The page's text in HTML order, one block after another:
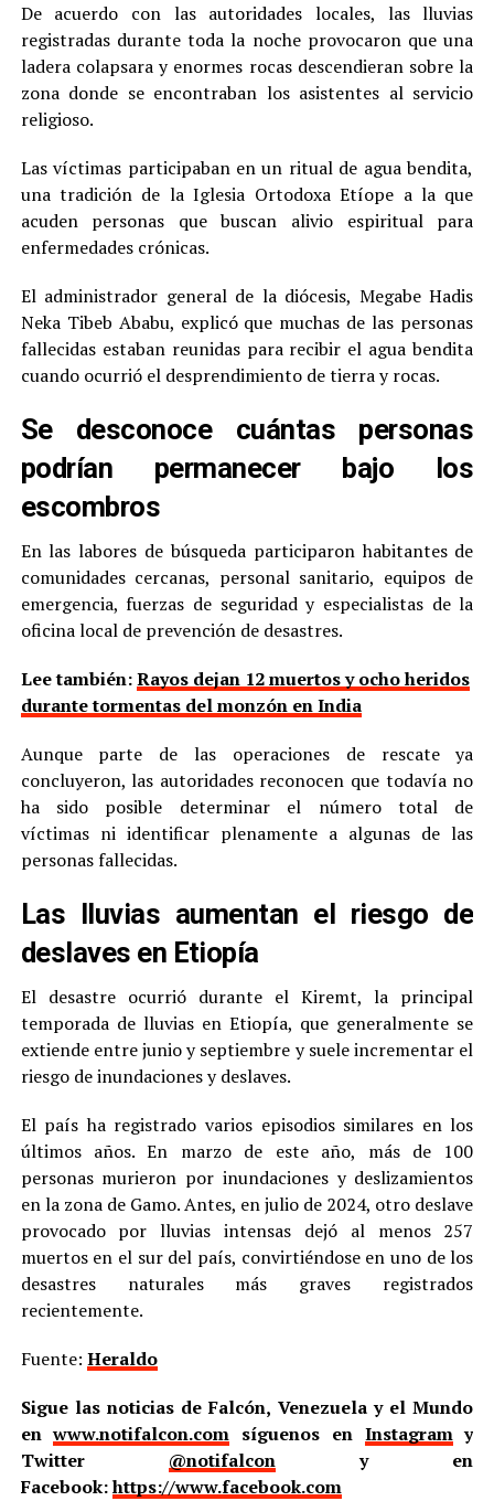
De acuerdo con las autoridades locales, las lluvias
registradas durante toda la noche provocaron que una
ladera colapsara y enormes rocas descendieran sobre la
zona donde se encontraban los asistentes al servicio
religioso.
Las víctimas participaban en un ritual de agua bendita,
una tradición de la Iglesia Ortodoxa Etíope a la que
acuden personas que buscan alivio espiritual para
enfermedades crónicas.
El administrador general de la diócesis, Megabe Hadis
Neka Tibeb Ababu, explicó que muchas de las personas
fallecidas estaban reunidas para recibir el agua bendita
cuando ocurrió el desprendimiento de tierra y rocas.
Se desconoce cuántas personas
podrían permanecer bajo los
escombros
En las labores de búsqueda participaron habitantes de
comunidades cercanas, personal sanitario, equipos de
emergencia, fuerzas de seguridad y especialistas de la
oficina local de prevención de desastres.
Lee también:Rayos dejan 12 muertos y ocho heridos
durante tormentas del monzón en India
Aunque parte de las operaciones de rescate ya
concluyeron, las autoridades reconocen que todavía no
ha sido posible determinar el número total de
víctimas ni identificar plenamente a algunas de las
personas fallecidas.
Las lluvias aumentan el riesgo de
deslaves en Etiopía
El desastre ocurrió durante el Kiremt, la principal
temporada de lluvias en Etiopía, que generalmente se
extiende entre junio y septiembre y suele incrementar el
riesgo de inundaciones y deslaves.
El país ha registrado varios episodios similares en los
últimos años. En marzo de este año, más de 100
personas murieron por inundaciones y deslizamientos
en la zona de Gamo. Antes, en julio de 2024, otro deslave
provocado por lluvias intensas dejó al menos 257
muertos en el sur del país, convirtiéndose en uno de los
desastres naturales más graves registrados
recientemente.
Fuente: Heraldo
Sigue las noticias de Falcón, Venezuela y el Mundo
enwww.notifalcon.com síguenos en Instagramy
Twitter @notifalcony en
Facebook:https://www.facebook.com